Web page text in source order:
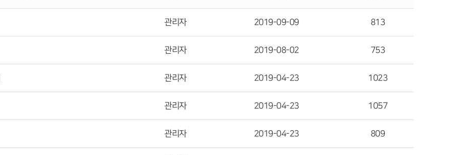
관리자 2019-09-09 813
관리자 2019-08-02 753
관리자 2019-04-23 1023
관리자 2019-04-23 1057
관리자 2019-04-23 809